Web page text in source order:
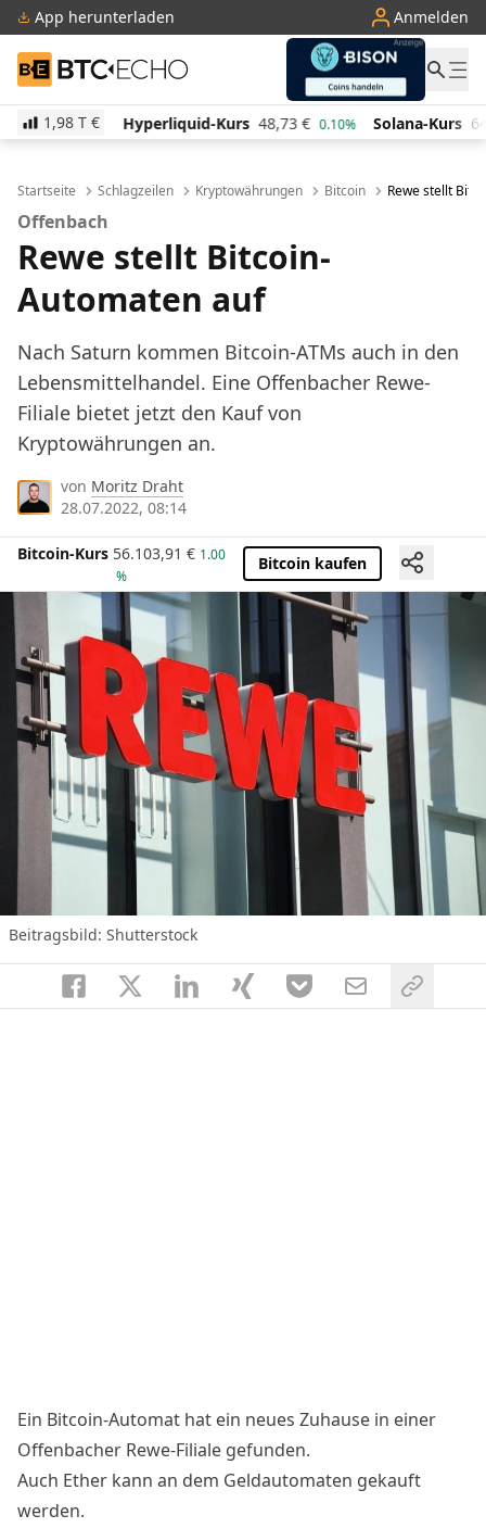
App herunterladen Anmelden
BTC-ECHO
1,98 T €
Hyperliquid-Kurs 48,73 € 0.10% Solana-Kurs 64,11 € 0.40%
Startseite Schlagzeilen Kryptowährungen Bitcoin Rewe stellt
Offenbach
Rewe stellt Bitcoin-
Automaten auf
Nach Saturn kommen Bitcoin-ATMs auch in den
Lebensmittelhandel. Eine Offenbacher Rewe-
Filiale bietet jetzt den Kauf von
Kryptowährungen an.
von Moritz Draht
28.07.2022, 08:14
Bitcoin-Kurs 56.103,91 € 1.00
%
Bitcoin kaufen
Beitragsbild: Shutterstock
Ein Bitcoin-Automat hat ein neues Zuhause in einer
Offenbacher Rewe-Filiale gefunden.
Auch Ether kann an dem Geldautomaten gekauft
werden.